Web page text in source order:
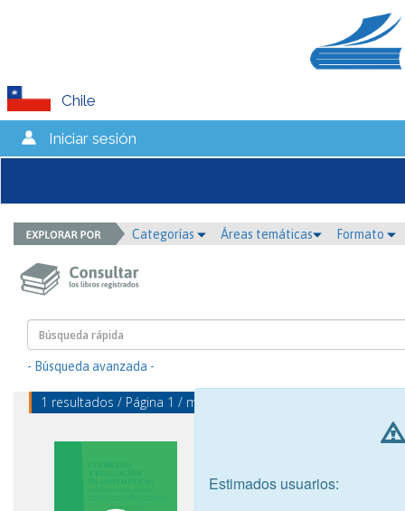
Chile
Iniciar sesión
Categorías Áreas temáticas Formato
- Búsqueda avanzada -
1 resultados / Página 1 / mostrando 1 - 1
Estimados usuarios: